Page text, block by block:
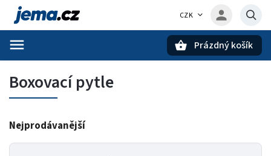
CZK
Prázdný košík
Boxovací pytle
Nejprodávanější